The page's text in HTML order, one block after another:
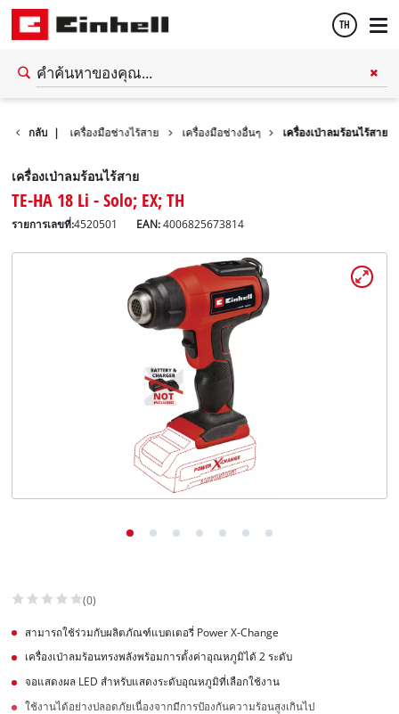
TH
กลับ |
องมือช่าง เครื่องมือช่างไร้สาย เครื่องมือช่างอื่นๆ เครื่องเป่าลมร้อนไร้สาย
เครื่องเป่าลมร้อนไร้สาย
TE-HA 18 Li - Solo; EX; TH
รายการเลขที่:4520501 EAN:4006825673814
(0)
สามารถใช้ร่วมกับผลิตภัณฑ์แบตเตอรี่ Power X-Change
เครื่องเป่าลมร้อนทรงพลังพร้อมการตั้งค่าอุณหภูมิได้ 2 ระดับ
จอแสดงผล LED สำหรับแสดงระดับอุณหภูมิที่เลือกใช้งาน
ใช้งานได้อย่างปลอดภัยเนื่องจากมีการป้องกันความร้อนสูงเกินไป